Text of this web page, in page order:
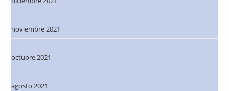
noviembre 2021
octubre 2021
agosto 2021